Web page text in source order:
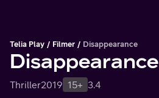
Telia Play Filmer Disappearance
Disappearance
Thriller2019 15+ 3.4